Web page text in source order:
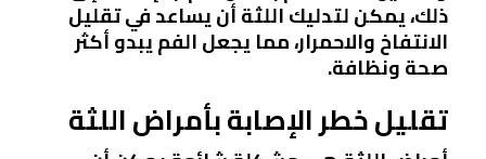
ذلك، يمكن لتدليك اللثة أن يساعد في تقليل
الانتفاخ والاحمرار، مما يجعل الفم يبدو أكثر
صحة ونظافة.
تقليل خطر الإصابة بأمراض اللثة